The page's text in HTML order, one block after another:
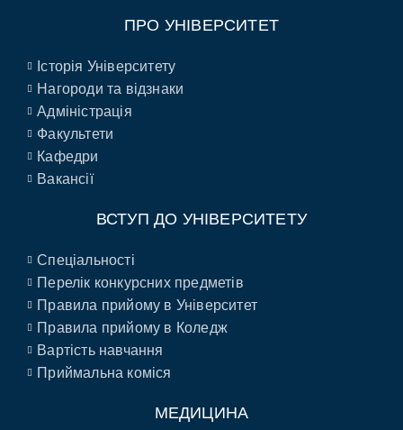
ПРО УНІВЕРСИТЕТ
Історія Університету
Нагороди та відзнаки
Адміністрація
Факультети
Кафедри
Вакансії
ВСТУП ДО УНІВЕРСИТЕТУ
Спеціальності
Перелік конкурсних предметів
Правила прийому в Університет
Правила прийому в Коледж
Вартість навчання
Приймальна коміся
МЕДИЦИНА